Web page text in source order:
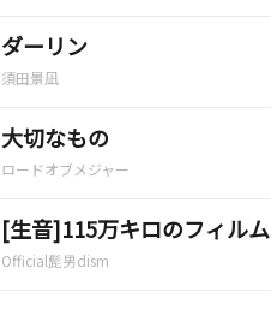
ダーリン
須田景凪
大切なもの
ロードオブメジャー
[生音]115万キロのフィルム
Official髭男dism